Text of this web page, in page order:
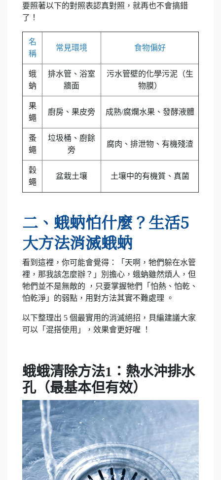
要照著以下的對照表認真對照，就再也不會搞錯
了！
名
稱
常見環境 食物偏好
蛾
蚋
排水管、浴室
牆面
污水管壁的化學污泥（生
物膜）
果
蠅
廚房、果皮旁 成熟/腐爛水果、發酵液體
蚤
蠅
垃圾桶、廚餘
旁
腐肉、排泄物、有機殘渣
穀
蠅
盆栽土壤 土壤中的有機質、真菌
二、蛾蚋怕什麼？生活5
大方法消滅蛾蚋
看到這裡，你可能會覺得：「天啊，牠們躲在水管
裡，那我該怎麼辦？」別擔心，蛾蚋雖然煩人，但
牠們並不是無敵的 ，只要掌握牠們「怕熱、怕乾、
怕乾淨」的弱點，用對方法其實不難處理 。
以下整理出 5 個最實用的消滅絕招，貝編建議大家
可以「混搭使用」，效果會更好喔 ！
蛾蛾清除方法1：熱水沖排水
孔（最基本但有效）